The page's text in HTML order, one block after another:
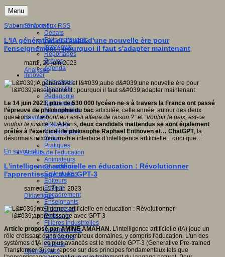
Menu
S'informer
Débats
Faits marquants
Interviews
Reportages
Brèves
Agenda
Innover
Didactique
Dispositifs
Pédagogie
Recherche
Technologies
Savoir(s)
Analyses
Conférences
Outils
Pratiques
Acteurs de l'éducation
Animateurs
Chercheurs
Collectivités
Editeurs
EdTech
Encadrement
Enseignants
Entreprises
Etudiants
Filières industrielles
Institutionnels
Médiateurs
Parents
Thématiques
S'abonner à ce flux RSS
L'IA générative et l'aube d'une nouvelle ère pour
l'enseignement : pourquoi il faut s'adapter maintenant
mardi, 20 juin 2023
Analyses
Le 14 juin 2023, plus de 530 000 lycéen·ne·s à travers la France ont passé
l’épreuve de philosophie du bac articulée, cette année, autour des deux
questions :“Le bonheur est-il affaire de raison ?”et “Vouloir la paix, est-ce
vouloir la justice ?”.A Paris, deux candidats inattendus se sont également
prêtés à l’exercice : le philosophe Raphaël Enthoven et… ChatGPT, la
désormais incontournable interface d’intelligence artificielle…quoi que…
En savoir plus...
L'intelligence artificielle en éducation : Révolutionner
l'apprentissage avec GPT-3
samedi, 17 juin 2023
Didactique
Article proposé par AMINE AMAHAN. L'intelligence artificielle (IA) joue un
rôle croissant dans de nombreux domaines, y compris l'éducation. L'un des
systèmes d'IA les plus avancés est le modèle GPT-3 (Generative Pre-trained
Transformer 3), qui repose sur des principes fondamentaux tels que